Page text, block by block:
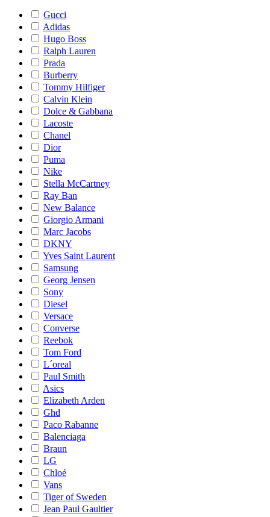
Gucci
Adidas
Hugo Boss
Ralph Lauren
Prada
Burberry
Tommy Hilfiger
Calvin Klein
Dolce & Gabbana
Lacoste
Chanel
Dior
Puma
Nike
Stella McCartney
Ray Ban
New Balance
Giorgio Armani
Marc Jacobs
DKNY
Yves Saint Laurent
Samsung
Georg Jensen
Sony
Diesel
Versace
Converse
Reebok
Tom Ford
L´oreal
Paul Smith
Asics
Elizabeth Arden
Ghd
Paco Rabanne
Balenciaga
Braun
LG
Chloé
Vans
Tiger of Sweden
Jean Paul Gaultier